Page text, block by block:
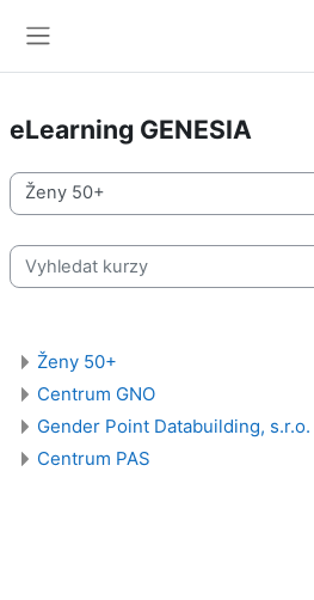
eLearning GENESIA
Kategorie kurzů
Vyhledat kurzy
Ženy 50+
Centrum GNO
Gender Point Databuilding, s.r.o.
Centrum PAS